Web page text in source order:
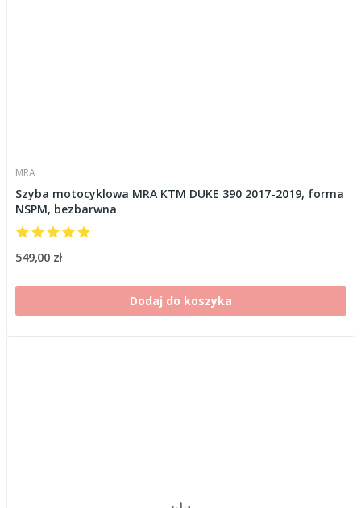
MRA
Szyba motocyklowa MRA KTM DUKE 390 2017-2019, forma
NSPM, bezbarwna
549,00 zł
Dodaj do koszyka